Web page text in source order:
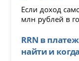
Если доход
млн рублей в
RRN в
найти и